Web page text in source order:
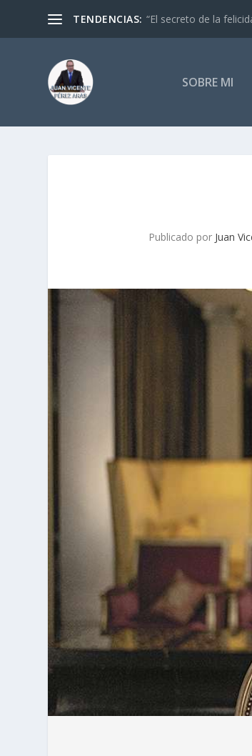
TENDENCIAS: “El secreto de la
SOBRE MI
Publicado por Juan